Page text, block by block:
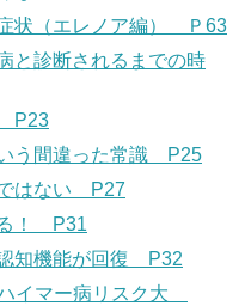
状（エレノア編） Ｐ63
と診断されるまでの時
P23
う間違った常識 P25
はない P27
る！ P31
知機能が回復 P32
イマー病リスク大